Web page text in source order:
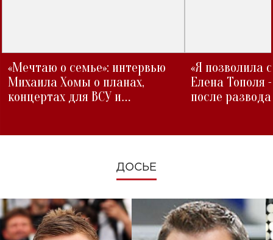
«Мечтаю о семье»: интервью
Михаила Хомы о планах,
концертах для ВСУ и
«Я позволила
Елена Тополя
после развода
ДОСЬЕ